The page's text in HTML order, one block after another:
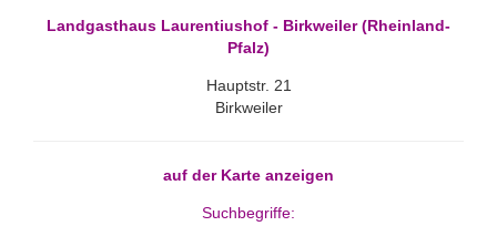
Landgasthaus Laurentiushof - Birkweiler (Rheinland-
Pfalz)
Hauptstr. 21
Birkweiler
auf der Karte anzeigen
Suchbegriffe: